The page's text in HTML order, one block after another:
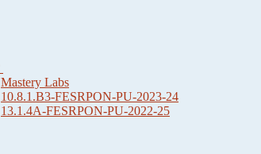
Mastery Labs
10.8.1.B3-FESRPON-PU-2023-24
13.1.4A-FESRPON-PU-2022-25